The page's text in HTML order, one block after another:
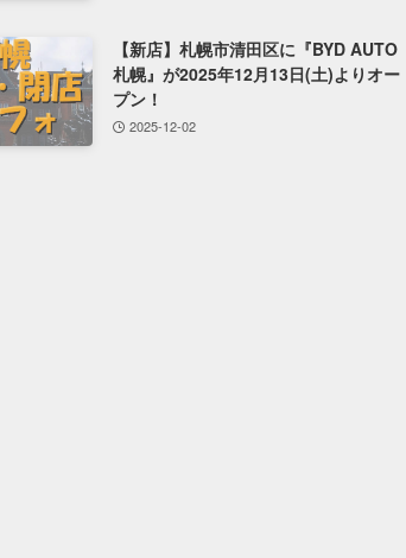
【新店】札幌市清田区に『BYD AUTO
札幌』が2025年12月13日(土)よりオー
プン！
2025-12-02